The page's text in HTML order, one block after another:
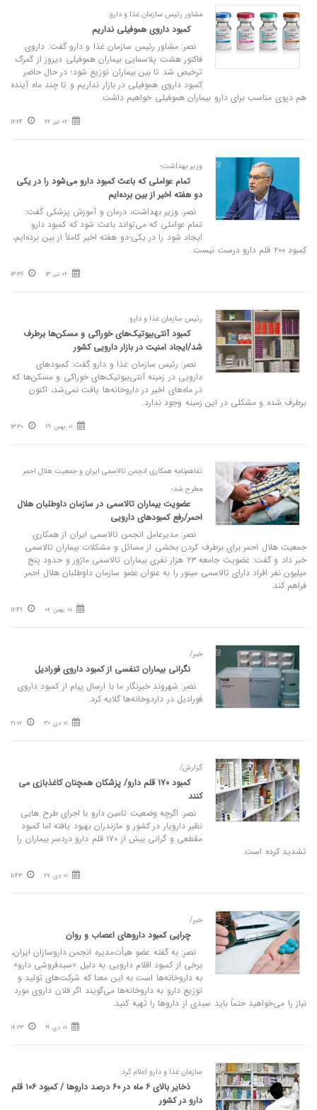
مشاور رئیس سازمان غذا و دارو:
کمبود داروی هموفیلی نداریم
نصر: مشاور رئیس سازمان غذا و دارو گفت: داروی
فاکتور هشت پلاسمایی بیماران هموفیلی دیروز از گمرگ
ترخیص شد تا بین بیماران توزیع شود؛ در حال حاضر
کمبود داروی هموفیلی در بازار نداریم و تا چند ماه آینده
هم دپوی مناسب برای دارو بیماران هموفیلی خواهیم داشت.
02 تیر 22 16:24
وزیر بهداشت؛
تمام عواملی که باعث کمبود دارو می‌شود را در یکی
دو هفته اخیر از بین برده‌ایم
نصر: وزیر بهداشت،‌ درمان و آموزش پزشکی گفت:
تمام عواملی که می‌تواند باعث شود که کمبود دارو
ایجاد شود را در یکی-دو هفته اخیر کاملاً از بین برده‌ایم،
کمبود ۲۰۰ قلم دارو درست نیست.
02 تیر 13 13:36
رئیس سازمان غذا و دارو:
کمبود آنتی‌بیوتیک‌های خوراکی و مسکن‌ها برطرف
شد/ایجاد امنیت در بازار دارویی کشور
نصر: رئیس سازمان غذا و دارو گفت: کمبودهای
دارویی در زمینه آنتی‌بیوتیک‌های خوراکی و مسکن‌ها که
در ماه‌های اخیر در داروخانه‌ها یافت نمی‌شد، اکنون
برطرف شده و مشکلی در این زمینه وجود ندارد.
01 بهمن 29 13:30
تفاهم‌نامه همکاری انجمن تالاسمی ایران و جمعیت هلال احمر
مطرح شد؛
عضویت بیماران تالاسمی در سازمان داوطلبان هلال
احمر/رفع کمبودهای دارویی
نصر: مدیرعامل انجمن تالاسمی ایران از همکاری
جمعیت هلال احمر برای برطرف کردن بخشی از مسائل و مشکلات بیماران تالاسمی
خبر داد و گفت: عضویت جامعه ۲۳ هزار نفری بیماران تالاسمی ماژور و حدود پنج
میلیون نفر افراد دارای تالاسمی مینور را به عنوان عضو سازمان داوطلبان هلال احمر
فراهم کند.
01 بهمن 02 16:49
خبر/
نگرانی بیماران تنفسی از کمبود داروی فورادیل
نصر: شهروند خبرنگار ما با ارسال پیام از کمبود داروی
فورادیل در داردوخانه‌ها گلایه کرد.
01 دی 30 21:02
گزارش/
کمبود ۱۷۰ قلم دارو/ پزشکان همچنان کاغذبازی می
کنند
نصر: اگرچه وضعیت تامین دارو با اجرای طرح هایی
نظیر دارویار در کشور و مازندران بهبود یافته اما کمبود
مقطعی و گرانی بیش از ۱۷۰ قلم دارو دردسر بیماران را
تشدید کرده است.
01 دی 27 11:43
خبر/
چرایی کمبود داروهای اعصاب و روان
نصر: به گفته عضو هیأت‌مدیره انجمن داروسازان ایران،
برخی از کمبود اقلام دارویی به دلیل «سبدفروشی دارو»
به داروخانه‌ها است به این معنا که شرکت‌های تولید و
توزیع دارو به داروخانه‌ها می‌گویند اگر فلان داروی مورد
نیاز را می‌خواهید حتماً باید سبدی از داروها را تهیه کنید.
01 دی 19 18:23
سازمان غذا و دارو اعلام کرد:
ذخایر بالای ۶ ماه در ۶۰ درصد داروها / کمبود ۱۰۶ قلم
دارو در کشور